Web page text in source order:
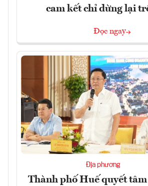
cam kết chỉ dừng lại
Đọc ngay
Địa phương
Thành phố Huế quyết